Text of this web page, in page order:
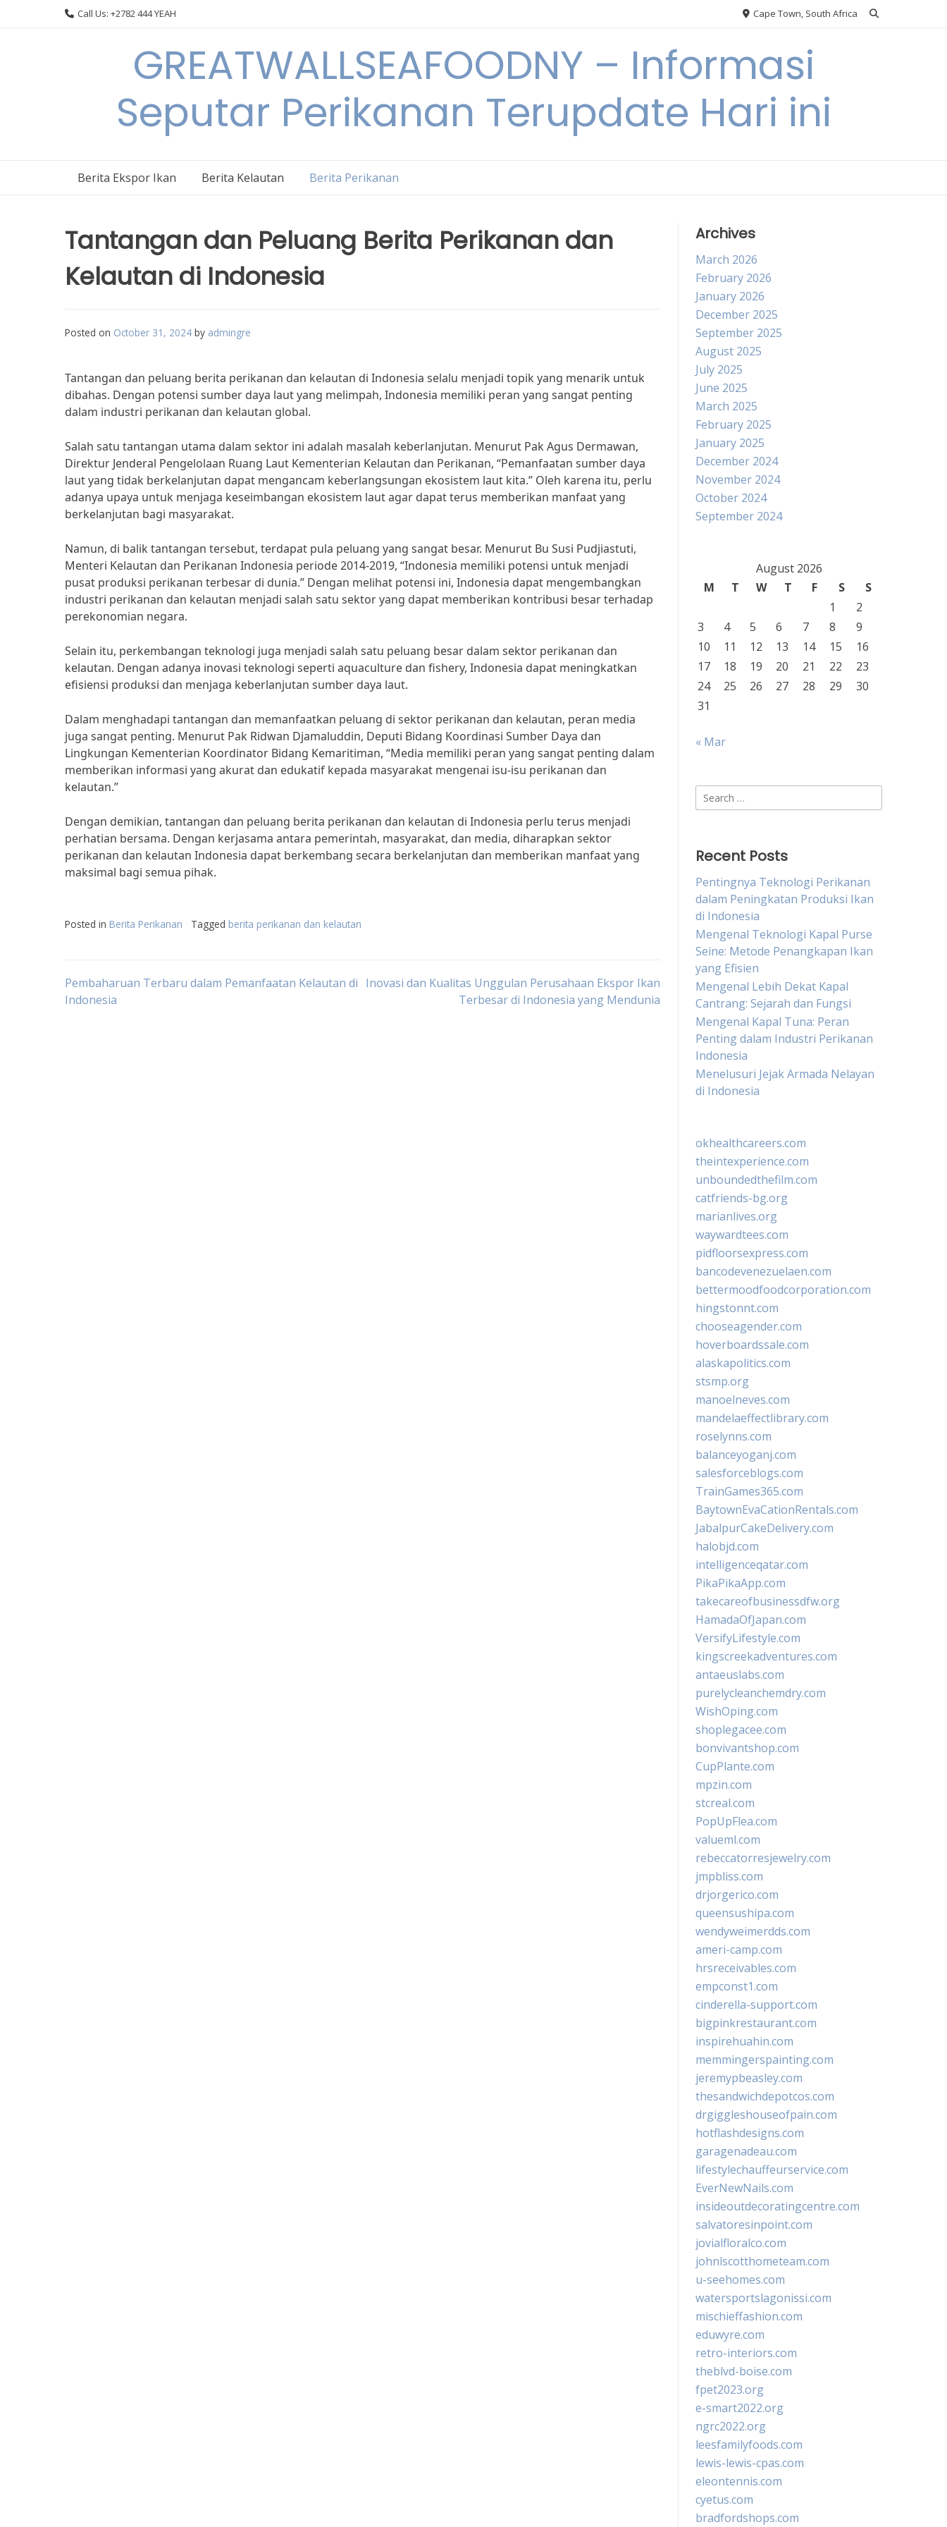
Call Us: +2782 444 YEAH Cape Town, South Africa
GREATWALLSEAFOODNY – Informasi
Seputar Perikanan Terupdate Hari ini
Berita Ekspor Ikan Berita Kelautan Berita Perikanan
Tantangan dan Peluang Berita Perikanan dan
Kelautan di Indonesia
Posted on October 31, 2024 by admingre
Tantangan dan peluang berita perikanan dan kelautan di Indonesia selalu menjadi topik yang menarik untuk
dibahas. Dengan potensi sumber daya laut yang melimpah, Indonesia memiliki peran yang sangat penting
dalam industri perikanan dan kelautan global.
Salah satu tantangan utama dalam sektor ini adalah masalah keberlanjutan. Menurut Pak Agus Dermawan,
Direktur Jenderal Pengelolaan Ruang Laut Kementerian Kelautan dan Perikanan, “Pemanfaatan sumber daya
laut yang tidak berkelanjutan dapat mengancam keberlangsungan ekosistem laut kita.” Oleh karena itu, perlu
adanya upaya untuk menjaga keseimbangan ekosistem laut agar dapat terus memberikan manfaat yang
berkelanjutan bagi masyarakat.
Namun, di balik tantangan tersebut, terdapat pula peluang yang sangat besar. Menurut Bu Susi Pudjiastuti,
Menteri Kelautan dan Perikanan Indonesia periode 2014-2019, “Indonesia memiliki potensi untuk menjadi
pusat produksi perikanan terbesar di dunia.” Dengan melihat potensi ini, Indonesia dapat mengembangkan
industri perikanan dan kelautan menjadi salah satu sektor yang dapat memberikan kontribusi besar terhadap
perekonomian negara.
Selain itu, perkembangan teknologi juga menjadi salah satu peluang besar dalam sektor perikanan dan
kelautan. Dengan adanya inovasi teknologi seperti aquaculture dan fishery, Indonesia dapat meningkatkan
efisiensi produksi dan menjaga keberlanjutan sumber daya laut.
Dalam menghadapi tantangan dan memanfaatkan peluang di sektor perikanan dan kelautan, peran media
juga sangat penting. Menurut Pak Ridwan Djamaluddin, Deputi Bidang Koordinasi Sumber Daya dan
Lingkungan Kementerian Koordinator Bidang Kemaritiman, “Media memiliki peran yang sangat penting dalam
memberikan informasi yang akurat dan edukatif kepada masyarakat mengenai isu-isu perikanan dan
kelautan.”
Dengan demikian, tantangan dan peluang berita perikanan dan kelautan di Indonesia perlu terus menjadi
perhatian bersama. Dengan kerjasama antara pemerintah, masyarakat, dan media, diharapkan sektor
perikanan dan kelautan Indonesia dapat berkembang secara berkelanjutan dan memberikan manfaat yang
maksimal bagi semua pihak.
Posted in Berita Perikanan Tagged berita perikanan dan kelautan
Post
Pembaharuan Terbaru dalam Pemanfaatan Kelautan di
Indonesia
Inovasi dan Kualitas Unggulan Perusahaan Ekspor Ikan
Terbesar di Indonesia yang Mendunia
Archives
March 2026
February 2026
January 2026
December 2025
September 2025
August 2025
July 2025
June 2025
March 2025
February 2025
January 2025
December 2024
November 2024
October 2024
September 2024
August 2026
M
T W T F S
S
1
2
3
4 5 6 7 8
9
10
11 12 13 14 15
16
17
18 19 20 21 22
23
24
25 26 27 28 29
30
31
« Mar
Search
for:
Recent Posts
Pentingnya Teknologi Perikanan
dalam Peningkatan Produksi Ikan
di Indonesia
Mengenal Teknologi Kapal Purse
Seine: Metode Penangkapan Ikan
yang Efisien
Mengenal Lebih Dekat Kapal
Cantrang: Sejarah dan Fungsi
Mengenal Kapal Tuna: Peran
Penting dalam Industri Perikanan
Indonesia
Menelusuri Jejak Armada Nelayan
di Indonesia
okhealthcareers.com
theintexperience.com
unboundedthefilm.com
catfriends-bg.org
marianlives.org
waywardtees.com
pidfloorsexpress.com
bancodevenezuelaen.com
bettermoodfoodcorporation.com
hingstonnt.com
chooseagender.com
hoverboardssale.com
alaskapolitics.com
stsmp.org
manoelneves.com
mandelaeffectlibrary.com
roselynns.com
balanceyoganj.com
salesforceblogs.com
TrainGames365.com
BaytownEvaCationRentals.com
JabalpurCakeDelivery.com
halobjd.com
intelligenceqatar.com
PikaPikaApp.com
takecareofbusinessdfw.org
HamadaOfJapan.com
VersifyLifestyle.com
kingscreekadventures.com
antaeuslabs.com
purelycleanchemdry.com
WishOping.com
shoplegacee.com
bonvivantshop.com
CupPlante.com
mpzin.com
stcreal.com
PopUpFlea.com
valueml.com
rebeccatorresjewelry.com
jmpbliss.com
drjorgerico.com
queensushipa.com
wendyweimerdds.com
ameri-camp.com
hrsreceivables.com
empconst1.com
cinderella-support.com
bigpinkrestaurant.com
inspirehuahin.com
memmingerspainting.com
jeremypbeasley.com
thesandwichdepotcos.com
drgiggleshouseofpain.com
hotflashdesigns.com
garagenadeau.com
lifestylechauffeurservice.com
EverNewNails.com
insideoutdecoratingcentre.com
salvatoresinpoint.com
jovialfloralco.com
johnlscotthometeam.com
u-seehomes.com
watersportslagonissi.com
mischieffashion.com
eduwyre.com
retro-interiors.com
theblvd-boise.com
fpet2023.org
e-smart2022.org
ngrc2022.org
leesfamilyfoods.com
lewis-lewis-cpas.com
eleontennis.com
cyetus.com
bradfordshops.com